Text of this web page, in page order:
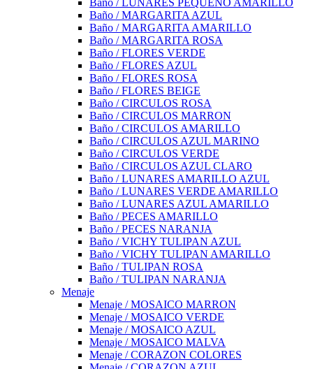
Baño / LUNARES PEQUEÑO AMARILLO
Baño / MARGARITA AZUL
Baño / MARGARITA AMARILLO
Baño / MARGARITA ROSA
Baño / FLORES VERDE
Baño / FLORES AZUL
Baño / FLORES ROSA
Baño / FLORES BEIGE
Baño / CIRCULOS ROSA
Baño / CIRCULOS MARRON
Baño / CIRCULOS AMARILLO
Baño / CIRCULOS AZUL MARINO
Baño / CIRCULOS VERDE
Baño / CIRCULOS AZUL CLARO
Baño / LUNARES AMARILLO AZUL
Baño / LUNARES VERDE AMARILLO
Baño / LUNARES AZUL AMARILLO
Baño / PECES AMARILLO
Baño / PECES NARANJA
Baño / VICHY TULIPAN AZUL
Baño / VICHY TULIPAN AMARILLO
Baño / TULIPAN ROSA
Baño / TULIPAN NARANJA
Menaje
Menaje / MOSAICO MARRON
Menaje / MOSAICO VERDE
Menaje / MOSAICO AZUL
Menaje / MOSAICO MALVA
Menaje / CORAZON COLORES